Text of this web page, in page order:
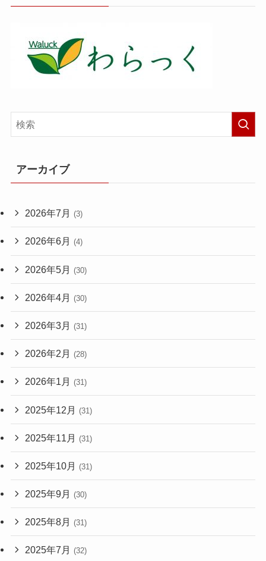
アーカイブ
2026年7月 (3)
2026年6月 (4)
2026年5月 (30)
2026年4月 (30)
2026年3月 (31)
2026年2月 (28)
2026年1月 (31)
2025年12月 (31)
2025年11月 (31)
2025年10月 (31)
2025年9月 (30)
2025年8月 (31)
2025年7月 (32)